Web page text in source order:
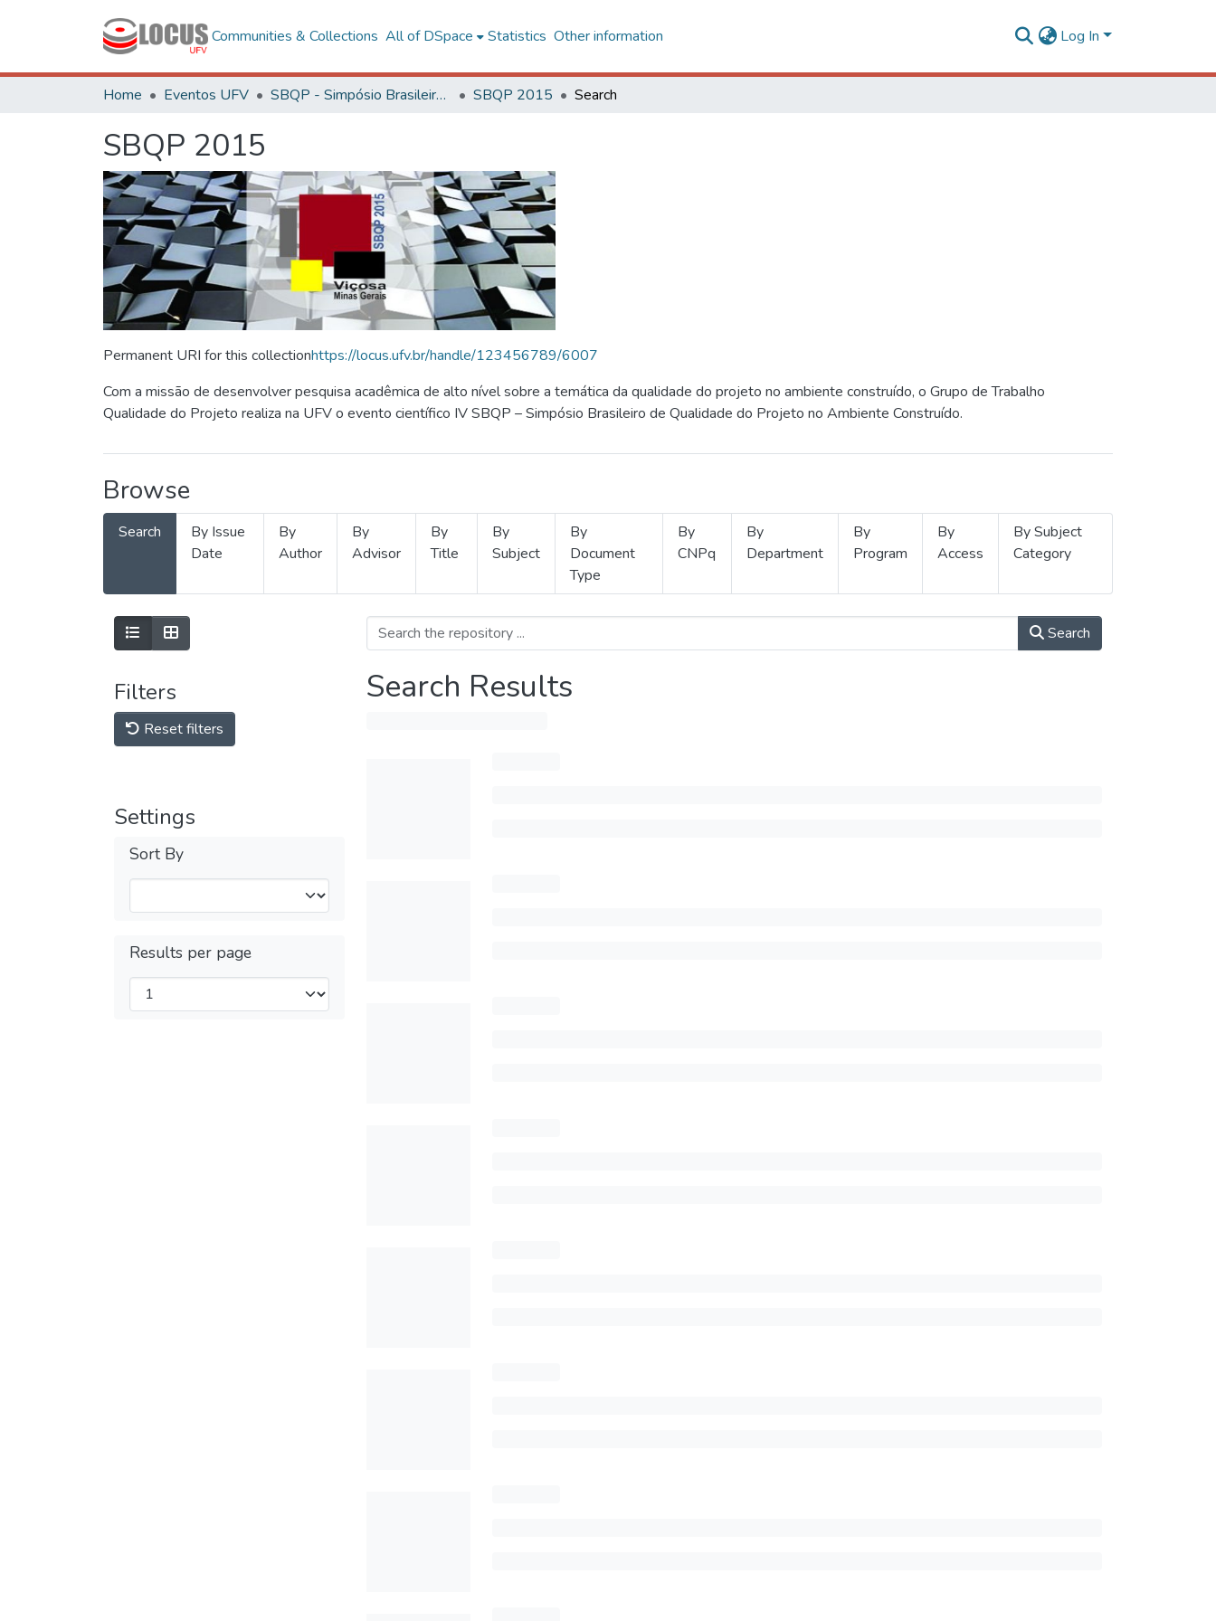
Communities & Collections All of DSpace Statistics Other information Log In
Home Eventos UFV SBQP - Simpósio Brasileiro de Qualidade do Projeto no Ambiente Construído SBQP 2015 Search
SBQP 2015
Permanent URI for this collectionhttps://locus.ufv.br/handle/123456789/6007
Com a missão de desenvolver pesquisa acadêmica de alto nível sobre a temática da qualidade do projeto no ambiente construído, o Grupo de Trabalho
Qualidade do Projeto realiza na UFV o evento científico IV SBQP – Simpósio Brasileiro de Qualidade do Projeto no Ambiente Construído.
Browse
Search
By Issue
Date
By
Author
By
Advisor
By
Title
By
Subject
By
Document
Type
By
CNPq
By
Department
By
Program
By
Access
By Subject
Category
Filters
Reset filters
Settings
Sort By
Results per page
Search
Search Results